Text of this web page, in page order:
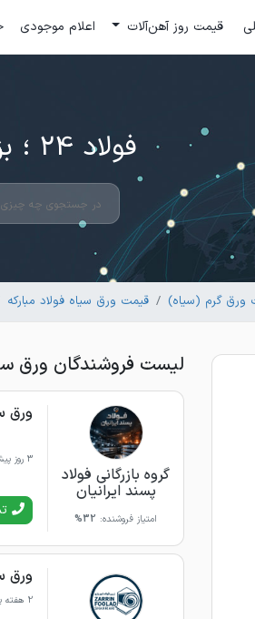
قیمت روز آهن‌آلات اعلام موجودی
فولاد 24 ؛ بزرگترین مرکز تجارت آنلاین فلزات
ورق گرم (سیاه) قیمت ورق سیاه فولاد مبارکه
لیست فروشندگان ورق سیاه 5 عرض 1.5 فولاد
گروه بازرگانی فولاد
پسند ایرانیان
امتیاز فروشنده: 32%
ورق سیاه 5 عرض
3 روز پیش
ورق سیاه 5 عرض
2 هفته پیش